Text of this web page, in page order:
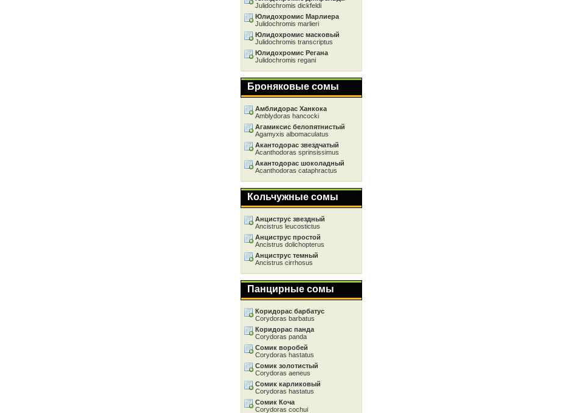
Julidochromis dickfeldi
Юлидохромис Марлиера
Julidochromis marlieri
Юлидохромис масковый
Julidochromis transcriptus
Юлидохромис Регана
Julidochromis regani
Броняковые сомы
Амблидорас Ханкока
Amblydoras hancocki
Агамиксис белопятнистый
Agamyxis albomaculatus
Акантодорас звездчатый
Acanthodoras sprinsissimus
Акантодорас шоколадный
Acanthodoras cataphractus
Кольчужные сомы
Анциструс звездный
Ancistrus leucostictus
Анциструс простой
Ancistrus dolichopterus
Анциструс темный
Ancistrus cirrhosus
Панцирные сомы
Коридорас барбатус
Corydoras barbatus
Коридорас панда
Corydoras panda
Сомик воробей
Corydoras hastatus
Сомик золотистый
Corydoras aeneus
Сомик карликовый
Corydoras hastatus
Сомик Коча
Corydoras cochui